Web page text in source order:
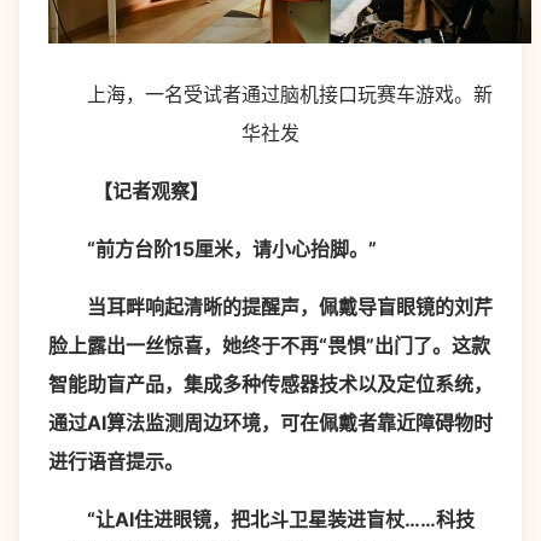
上海，一名受试者通过脑机接口玩赛车游戏。新
华社发
【记者观察】
“前方台阶15厘米，请小心抬脚。”
当耳畔响起清晰的提醒声，佩戴导盲眼镜的刘芹
脸上露出一丝惊喜，她终于不再“畏惧”出门了。这款
智能助盲产品，集成多种传感器技术以及定位系统，
通过AI算法监测周边环境，可在佩戴者靠近障碍物时
进行语音提示。
“让AI住进眼镜，把北斗卫星装进盲杖……科技